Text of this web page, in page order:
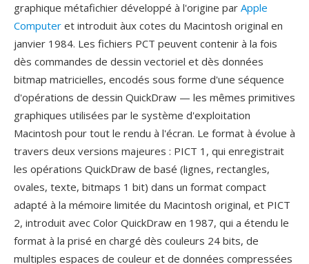
graphique métafichier développé à l'origine par Apple
Computer et introduit àux cotes du Macintosh original en
janvier 1984. Les fichiers PCT peuvent contenir à la fois
dès commandes de dessin vectoriel et dès données
bitmap matricielles, encodés sous forme d'une séquence
d'opérations de dessin QuickDraw — les mêmes primitives
graphiques utilisées par le système d'exploitation
Macintosh pour tout le rendu à l'écran. Le format à évolue à
travers deux versions majeures : PICT 1, qui enregistrait
les opérations QuickDraw de basé (lignes, rectangles,
ovales, texte, bitmaps 1 bit) dans un format compact
adapté à la mémoire limitée du Macintosh original, et PICT
2, introduit avec Color QuickDraw en 1987, qui a étendu le
format à la prisé en chargé dès couleurs 24 bits, de
multiples espaces de couleur et de données compressées